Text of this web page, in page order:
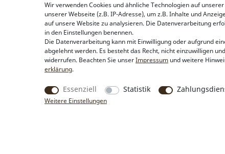
Wir verwenden Cookies und ähnliche Technologien auf
unserer Webseite (z.B. IP-Adresse), um z.B. Inhalte und
auf unsere Website zu analysieren. Die Datenverarbeitung
in den Einstellungen benennen.
Die Datenverarbeitung kann mit Einwilligung oder aufgrund
abgelehnt werden. Es besteht das Recht, nicht einzuwilligen
widerrufen. Beachten Sie unserImpressum und weitere
erklärung.
Essenziell Statistik
Weitere Einstellungen